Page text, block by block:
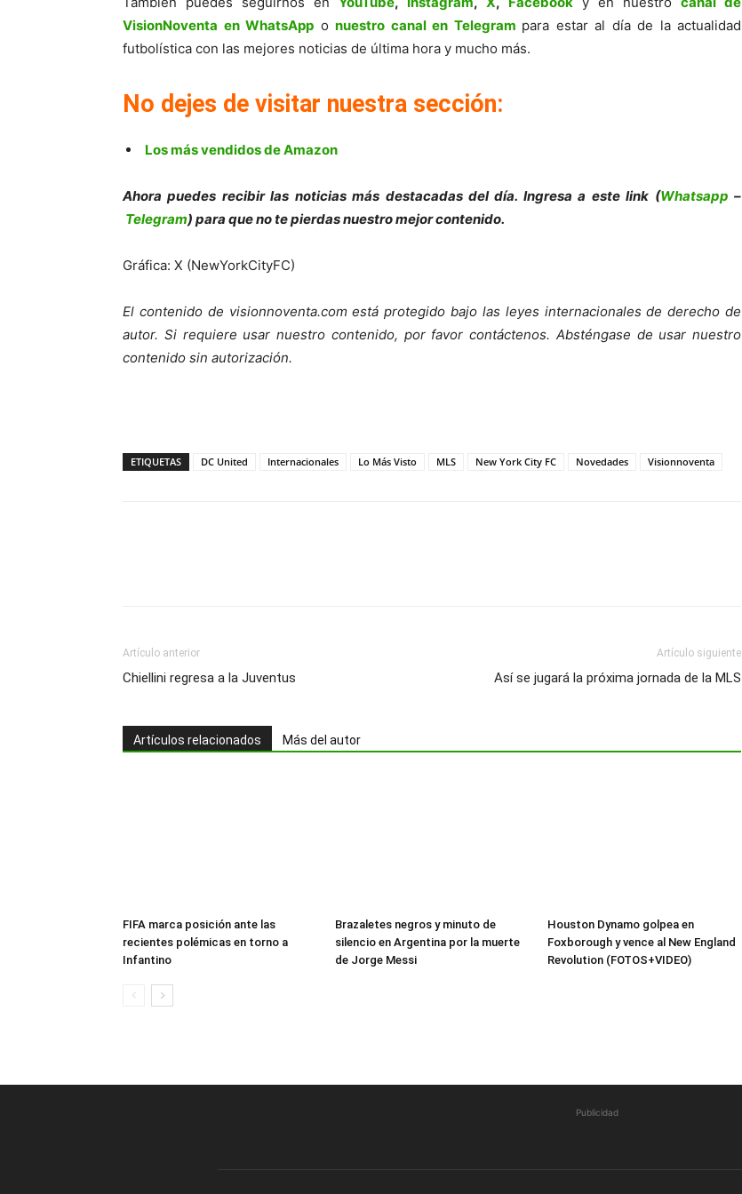
VisionNoventa en WhatsApp o nuestro canal en Telegram para estar al día de la actualidad
futbolística con las mejores noticias de última hora y mucho más.
No dejes de visitar nuestra sección:
Los más vendidos de Amazon
Ahora puedes recibir las noticias más destacadas del día. Ingresa a este link (Whatsapp –
Telegram) para que no te pierdas nuestro mejor contenido.
Gráfica: X (NewYorkCityFC)
El contenido de visionnoventa.com está protegido bajo las leyes internacionales de derecho de
autor. Si requiere usar nuestro contenido, por favor contáctenos. Absténgase de usar nuestro
contenido sin autorización.
ETIQUETAS DC United Internacionales Lo Más Visto MLS New York City FC Novedades Visionnoventa
Artículo anterior
Chiellini regresa a la Juventus
Artículo siguiente
Así se jugará la próxima jornada de la MLS
Artículos relacionados Más del autor
FIFA marca posición ante las
recientes polémicas en torno a
Infantino
Brazaletes negros y minuto de
silencio en Argentina por la muerte
de Jorge Messi
Houston Dynamo golpea en
Foxborough y vence al New England
Revolution (FOTOS+VIDEO)
Publicidad